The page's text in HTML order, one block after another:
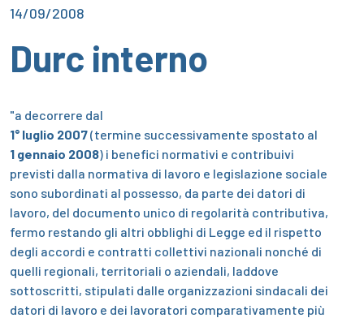
14/09/2008
Durc interno
"a decorrere dal
1° luglio 2007(termine successivamente spostato al
1 gennaio 2008) i benefici normativi e contribuivi
previsti dalla normativa di lavoro e legislazione sociale
sono subordinati al possesso, da parte dei datori di
lavoro, del documento unico di regolarità contributiva,
fermo restando gli altri obblighi di Legge ed il rispetto
degli accordi e contratti collettivi nazionali nonché di
quelli regionali, territoriali o aziendali, laddove
sottoscritti, stipulati dalle organizzazioni sindacali dei
datori di lavoro e dei lavoratori comparativamente più